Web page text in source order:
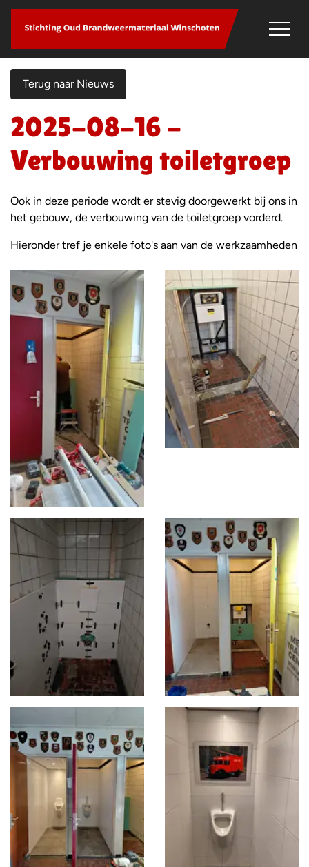
overslaan
Terug naar Nieuws
2025-08-16 -
Verbouwing toiletgroep
Ook in deze periode wordt er stevig doorgewerkt bij ons in
het gebouw, de verbouwing van de toiletgroep vorderd.
Hieronder tref je enkele foto's aan van de werkzaamheden
Foto
album
overslaan